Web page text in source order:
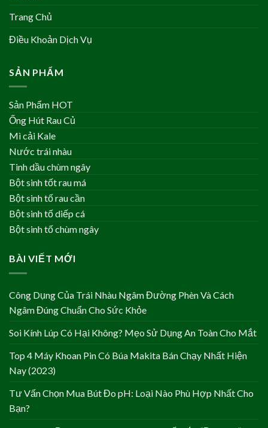
Trang Chủ
Điều Khoản Dịch Vụ
SẢN PHẨM
Sản Phẩm HOT
Ống Hút Rau Củ
Mì cải Kale
Nước trái nhàu
Tinh dầu chùm ngây
Bột sinh tốt rau má
Bột sinh tố rau cần
Bột sinh tố diếp cá
Bột sinh tố chùm ngây
BÀI VIẾT MỚI
Công Dụng Của Trái Nhàu Ngâm Đường Phèn Và Cách
Ngâm Đúng Chuẩn Cho Sức Khỏe
Soi Kính Lúp Có Hại Không? Mẹo Sử Dụng An Toàn Cho Mắt
Top 4 Máy Khoan Pin Có Búa Makita Bán Chạy Nhất Hiện
Nay (2023)
Tư Vấn Chọn Mua Bút Đo pH: Loại Nào Phù Hợp Nhất Cho
Bạn?